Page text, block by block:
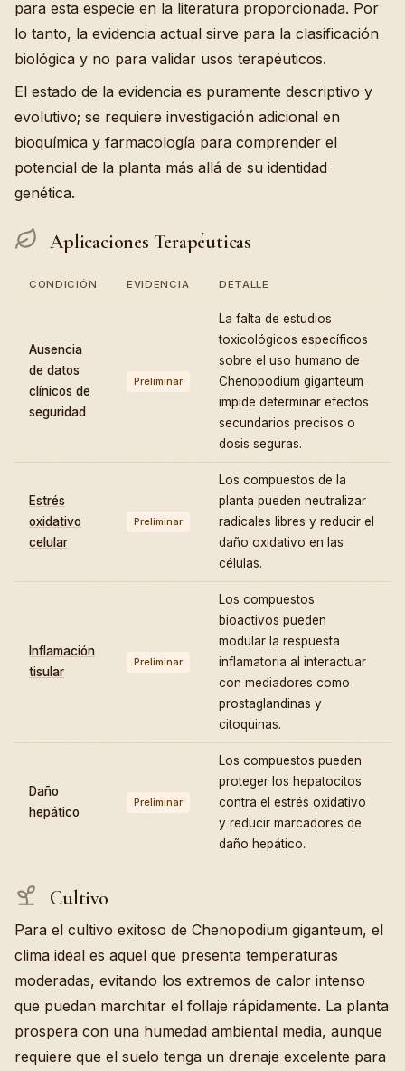
para esta especie en la literatura proporcionada. Por
lo tanto, la evidencia actual sirve para la clasificación
biológica y no para validar usos terapéuticos.
El estado de la evidencia es puramente descriptivo y
evolutivo; se requiere investigación adicional en
bioquímica y farmacología para comprender el
potencial de la planta más allá de su identidad
genética.
Aplicaciones Terapéuticas
CONDICIÓN EVIDENCIA DETALLE
Ausencia
de datos
clínicos de
seguridad
Preliminar
La falta de estudios
toxicológicos específicos
sobre el uso humano de
Chenopodium giganteum
impide determinar efectos
secundarios precisos o
dosis seguras.
Estrés
oxidativo
celular
Preliminar
Los compuestos de la
planta pueden neutralizar
radicales libres y reducir el
daño oxidativo en las
células.
Inflamación
tisular
Preliminar
Los compuestos
bioactivos pueden
modular la respuesta
inflamatoria al interactuar
con mediadores como
prostaglandinas y
citoquinas.
Daño
hepático
Preliminar
Los compuestos pueden
proteger los hepatocitos
contra el estrés oxidativo
y reducir marcadores de
daño hepático.
Cultivo
Para el cultivo exitoso de Chenopodium giganteum, el
clima ideal es aquel que presenta temperaturas
moderadas, evitando los extremos de calor intenso
que puedan marchitar el follaje rápidamente. La planta
prospera con una humedad ambiental media, aunque
requiere que el suelo tenga un drenaje excelente para